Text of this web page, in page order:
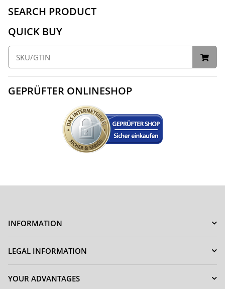
SEARCH PRODUCT
QUICK BUY
GEPRÜFTER ONLINESHOP
INFORMATION
LEGAL INFORMATION
YOUR ADVANTAGES